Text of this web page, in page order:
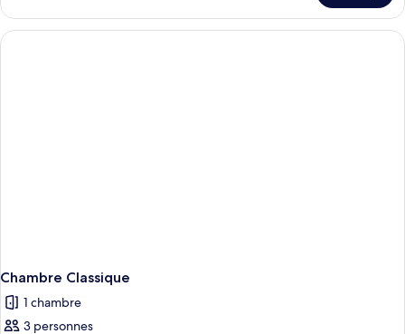
le
type
de
Chambre Classique
1 chambre
3 personnes